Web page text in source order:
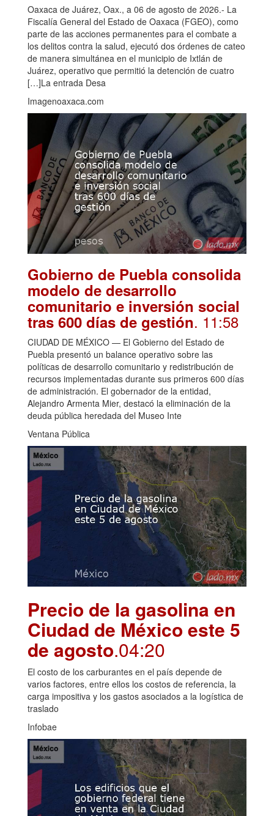
Oaxaca de Juárez, Oax., a 06 de agosto de 2026.- La
Fiscalía General del Estado de Oaxaca (FGEO), como
parte de las acciones permanentes para el combate a
los delitos contra la salud, ejecutó dos órdenes de cateo
de manera simultánea en el municipio de Ixtlán de
Juárez, operativo que permitió la detención de cuatro
[…]La entrada Desa
Imagenoaxaca.com
Gobierno de Puebla consolida
modelo de desarrollo
comunitario e inversión social
tras 600 días de gestión. 11:58
CIUDAD DE MÉXICO — El Gobierno del Estado de
Puebla presentó un balance operativo sobre las
políticas de desarrollo comunitario y redistribución de
recursos implementadas durante sus primeros 600 días
de administración. El gobernador de la entidad,
Alejandro Armenta Mier, destacó la eliminación de la
deuda pública heredada del Museo Inte
Ventana Pública
Precio de la gasolina en
Ciudad de México este 5
de agosto.04:20
El costo de los carburantes en el país depende de
varios factores, entre ellos los costos de referencia, la
carga impositiva y los gastos asociados a la logística de
traslado
Infobae